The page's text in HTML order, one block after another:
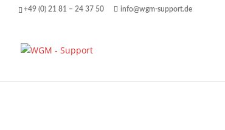
+49 (0) 21 81 – 24 37 50 info@wgm-support.de